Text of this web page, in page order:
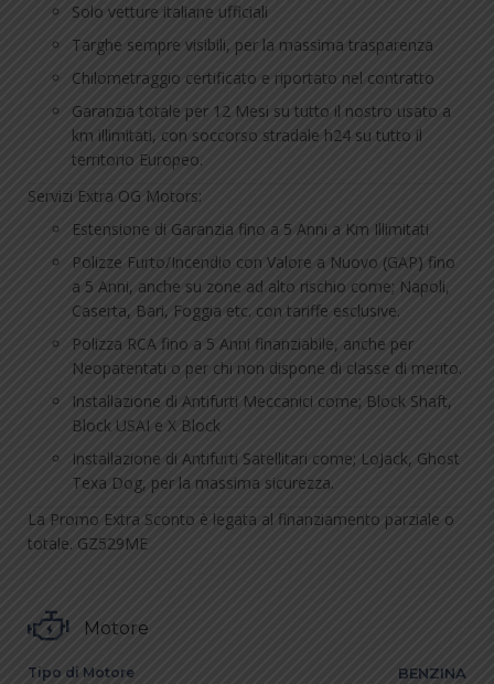
Solo vetture italiane ufficiali
Targhe sempre visibili, per la massima trasparenza
Chilometraggio certificato e riportato nel contratto
Garanzia totale per 12 Mesi su tutto il nostro usato a
km illimitati, con soccorso stradale h24 su tutto il
territorio Europeo.
Servizi Extra OG Motors:
Estensione di Garanzia fino a 5 Anni a Km Illimitati
Polizze Furto/Incendio con Valore a Nuovo (GAP) fino
a 5 Anni, anche su zone ad alto rischio come; Napoli,
Caserta, Bari, Foggia etc. con tariffe esclusive.
Polizza RCA fino a 5 Anni finanziabile, anche per
Neopatentati o per chi non dispone di classe di merito.
Installazione di Antifurti Meccanici come; Block Shaft,
Block USAI e X Block
Installazione di Antifurti Satellitari come; LoJack, Ghost
Texa Dog, per la massima sicurezza.
La Promo Extra Sconto è legata al finanziamento parziale o
totale. GZ529ME
Motore
Tipo di Motore BENZINA